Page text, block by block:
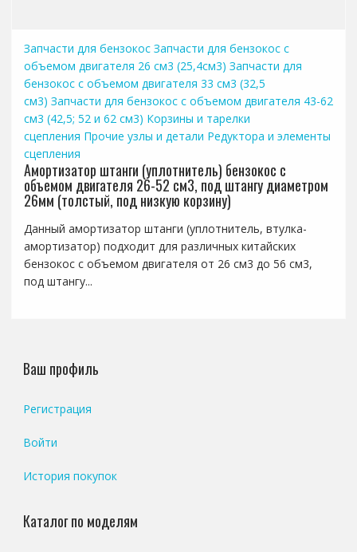
Запчасти для бензокос Запчасти для бензокос с
объемом двигателя 26 см3 (25,4см3) Запчасти для
бензокос с объемом двигателя 33 см3 (32,5
см3) Запчасти для бензокос с объемом двигателя 43-62
см3 (42,5; 52 и 62 см3) Корзины и тарелки
сцепления Прочие узлы и детали Редуктора и элементы
сцепления
Амортизатор штанги (уплотнитель) бензокос с
объемом двигателя 26-52 см3, под штангу диаметром
26мм (толстый, под низкую корзину)
Данный амортизатор штанги (уплотнитель, втулка-
амортизатор) подходит для различных китайских
бензокос с объемом двигателя от 26 см3 до 56 см3,
под штангу...
Ваш профиль
Регистрация
Войти
История покупок
Каталог по моделям